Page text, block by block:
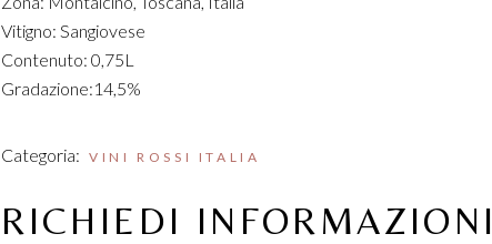
Vitigno: Sangiovese
Contenuto: 0,75L
Gradazione:14,5%
Categoria: VINI ROSSI ITALIA
RICHIEDI INFORMAZIONI